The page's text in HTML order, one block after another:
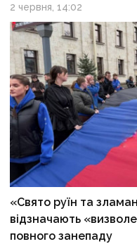
2 червня, 14:02
«Свято руїн та
відзначають
повного занепаду